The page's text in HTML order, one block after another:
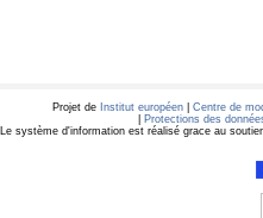
Projet de Institut européen
Centre de
Protections des
Le système d'information est réalisé grace au